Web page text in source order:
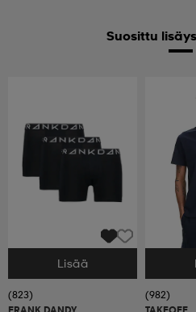
Suosittu
Valitse Koko
Lisää
(823)
(982)